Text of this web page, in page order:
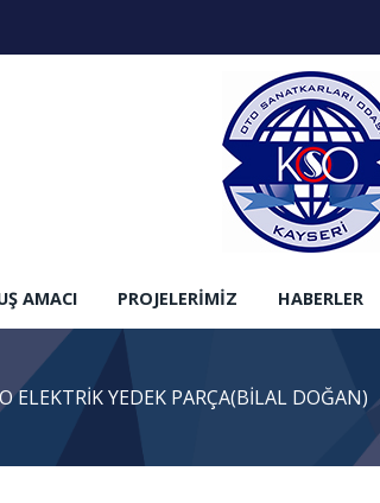
AMACI PROJELERIMIZ HABERLER
ELEKTRİK YEDEK PARÇA(BİLAL DOĞAN)